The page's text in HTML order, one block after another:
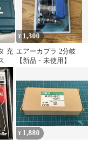
充
¥1,300
エアーカプラ 2分岐
【新品・未使用】
¥ 1,880